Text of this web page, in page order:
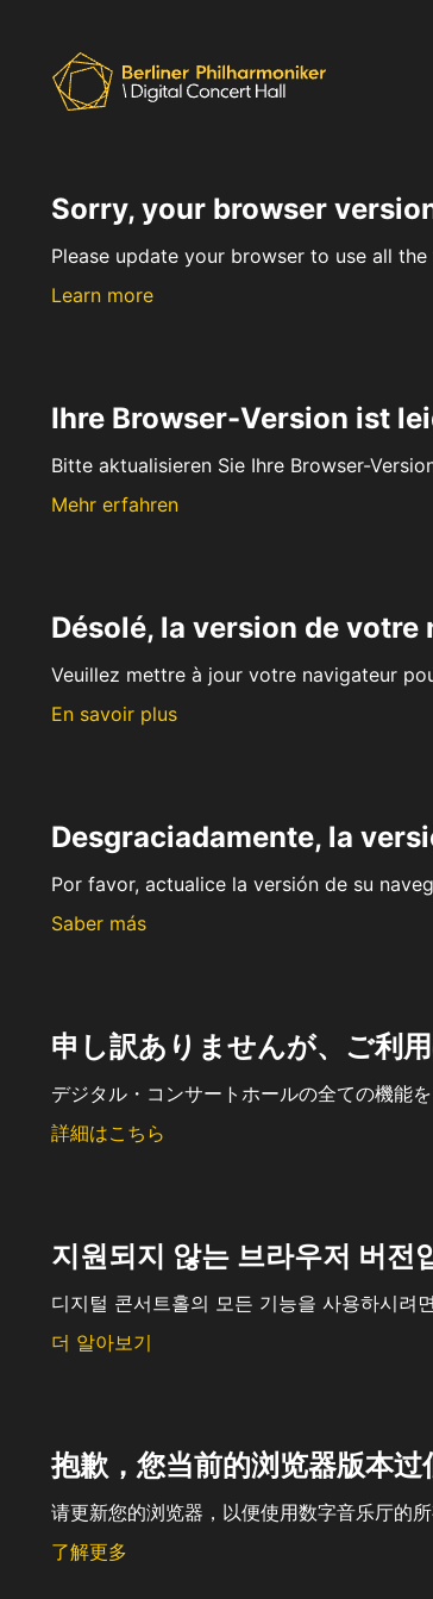
Sorry, your browser
Please update your browser to use all
Learn more
Ihre Browser-Version ist
Bitte aktualisieren Sie Ihre Browser-
Mehr erfahren
Désolé, la version de votre
Veuillez mettre à jour votre navigateur
En savoir plus
Desgraciadamente, la
Por favor, actualice la versión de su
Saber más
申し訳ありませんが、ご利
デジタル・コンサートホールの全ての機能
詳細はこちら
지원되지 않는 브라우저 버전
디지털 콘서트홀의 모든 기능을 사용하시려
더 알아보기
抱歉，您当前的浏览器版本过
请更新您的浏览器，以便使用数字音乐厅的所
了解更多